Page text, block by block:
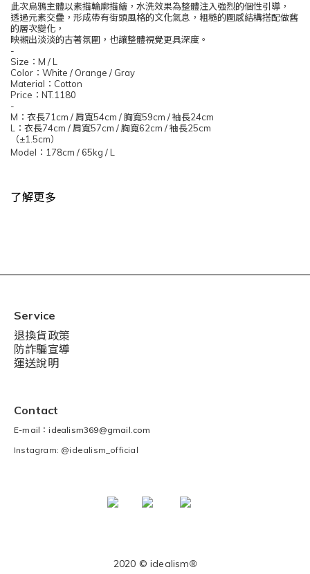
此次烏鴉主體以素描輪廓描繪，水洗效果為整體注入強烈的個性引導，
透過元素交疊，形成帶有街頭風格的文化氣息，粗糙的圖感結構搭配做舊
的層次變化，
映襯出淡淡的古著氛圍，也讓整體視覺更具深度。
-
Size ： M / L
Color ： White / Orange / Gray
Material ： Cotton
Price ： NT.1180
-
M ：衣長71cm / 肩寬54cm /胸寬59cm /袖長24cm
L
：衣長74cm / 肩寬57cm /胸寬62cm /袖長25cm
（±1.5cm）
Model ： 178cm / 65kg / L
了解更多
Service
退換貨政策
防詐騙宣導
運送說明
Contact
E-mail：idealism369@gmail.com
Instagram: @idealism_official
2020 © idealism®